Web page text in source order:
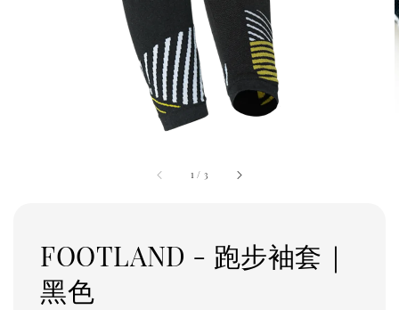
1 / 3
FOOTLAND - 跑步袖套｜
黑色